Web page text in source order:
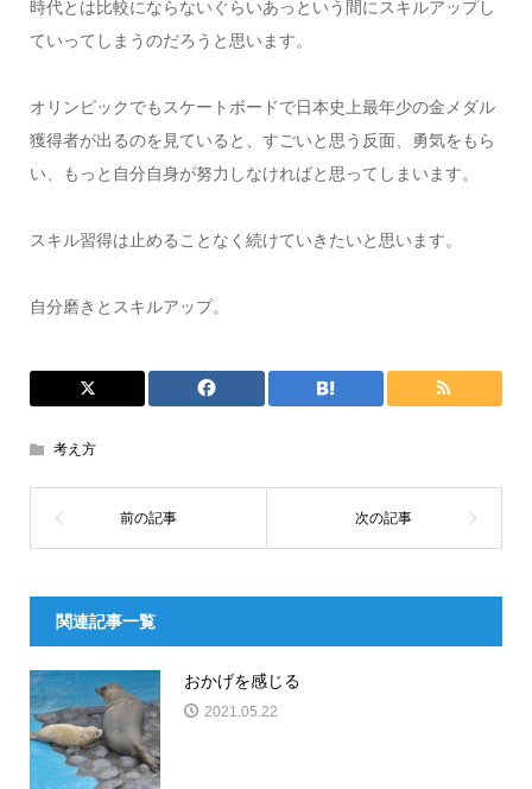
時代とは比較にならないぐらいあっという間にスキルアップし
ていってしまうのだろうと思います。
オリンピックでもスケートボードで日本史上最年少の金メダル
獲得者が出るのを見ていると、すごいと思う反面、勇気をもら
い、もっと自分自身が努力しなければと思ってしまいます。
スキル習得は止めることなく続けていきたいと思います。
自分磨きとスキルアップ。
考え方
関連記事一覧
おかげを感じる
2021.05.22